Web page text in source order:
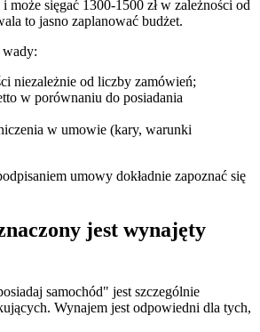
może sięgać 1300-1500 zł w zależności od
to jasno zaplanować budżet.
niezależnie od liczby zamówień;
w porównaniu do posiadania
w umowie (kary, warunki
umowy dokładnie zapoznać się
jest wynajęty
samochód" jest szczególnie
Wynajem jest odpowiedni dla tych,